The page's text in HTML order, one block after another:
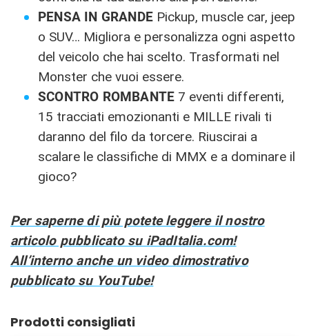
PENSA IN GRANDE Pickup, muscle car, jeep
o SUV… Migliora e personalizza ogni aspetto
del veicolo che hai scelto. Trasformati nel
Monster che vuoi essere.
SCONTRO ROMBANTE 7 eventi differenti,
15 tracciati emozionanti e MILLE rivali ti
daranno del filo da torcere. Riuscirai a
scalare le classifiche di MMX e a dominare il
gioco?
Per saperne di più potete leggere il nostro
articolo pubblicato su iPadItalia.com!
All’interno anche un video dimostrativo
pubblicato su YouTube!
Prodotti consigliati